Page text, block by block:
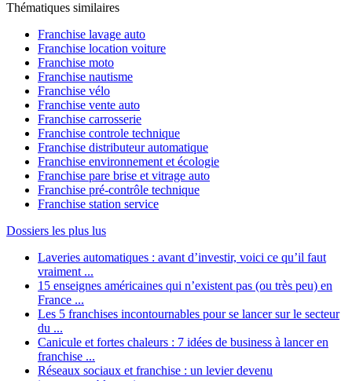
Thématiques similaires
Franchise lavage auto
Franchise location voiture
Franchise moto
Franchise nautisme
Franchise vélo
Franchise vente auto
Franchise carrosserie
Franchise controle technique
Franchise distributeur automatique
Franchise environnement et écologie
Franchise pare brise et vitrage auto
Franchise pré-contrôle technique
Franchise station service
Dossiers les plus lus
Laveries automatiques : avant d’investir, voici ce qu’il faut
vraiment ...
15 enseignes américaines qui n’existent pas (ou très peu) en
France ...
Les 5 franchises incontournables pour se lancer sur le secteur
du ...
Canicule et fortes chaleurs : 7 idées de business à lancer en
franchise ...
Réseaux sociaux et franchise : un levier devenu